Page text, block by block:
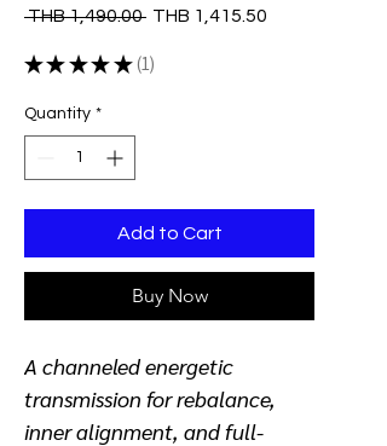
THB 1,490.00 Regular
THB 1,415.50
★ ★ ★ ★ ★ 1
1
Quantity *
Add to Cart
Buy Now
A channeled energetic
transmission for rebalance,
inner alignment, and full-